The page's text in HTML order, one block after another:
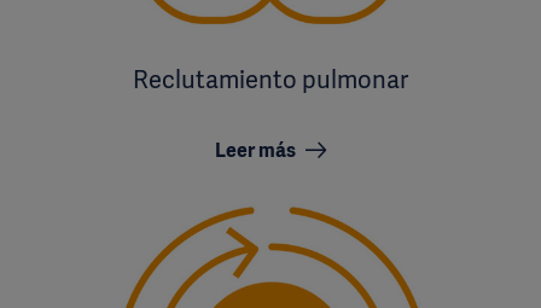
Reclutamiento pulmonar
Leer más